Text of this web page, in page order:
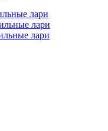
лари
лари
лари